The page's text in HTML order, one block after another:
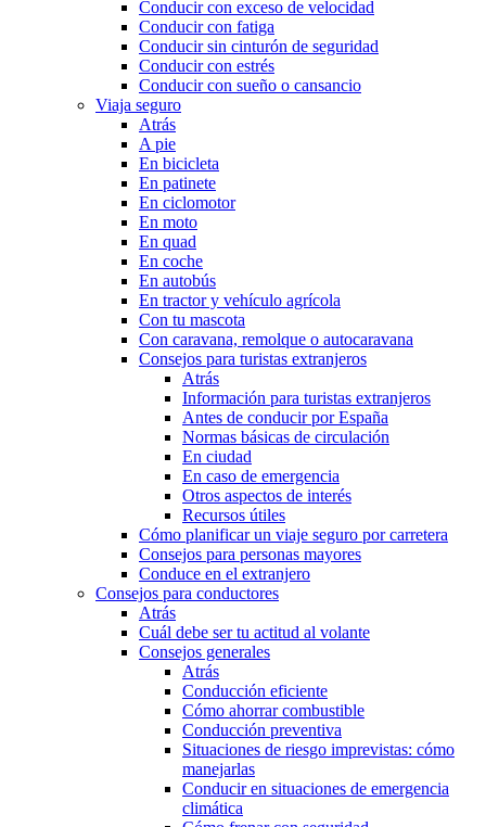
Conducir con exceso de velocidad
Conducir con fatiga
Conducir sin cinturón de seguridad
Conducir con estrés
Conducir con sueño o cansancio
Viaja seguro
Atrás
A pie
En bicicleta
En patinete
En ciclomotor
En moto
En quad
En coche
En autobús
En tractor y vehículo agrícola
Con tu mascota
Con caravana, remolque o autocaravana
Consejos para turistas extranjeros
Atrás
Información para turistas extranjeros
Antes de conducir por España
Normas básicas de circulación
En ciudad
En caso de emergencia
Otros aspectos de interés
Recursos útiles
Cómo planificar un viaje seguro por carretera
Consejos para personas mayores
Conduce en el extranjero
Consejos para conductores
Atrás
Cuál debe ser tu actitud al volante
Consejos generales
Atrás
Conducción eficiente
Cómo ahorrar combustible
Conducción preventiva
Situaciones de riesgo imprevistas: cómo
manejarlas
Conducir en situaciones de emergencia
climática